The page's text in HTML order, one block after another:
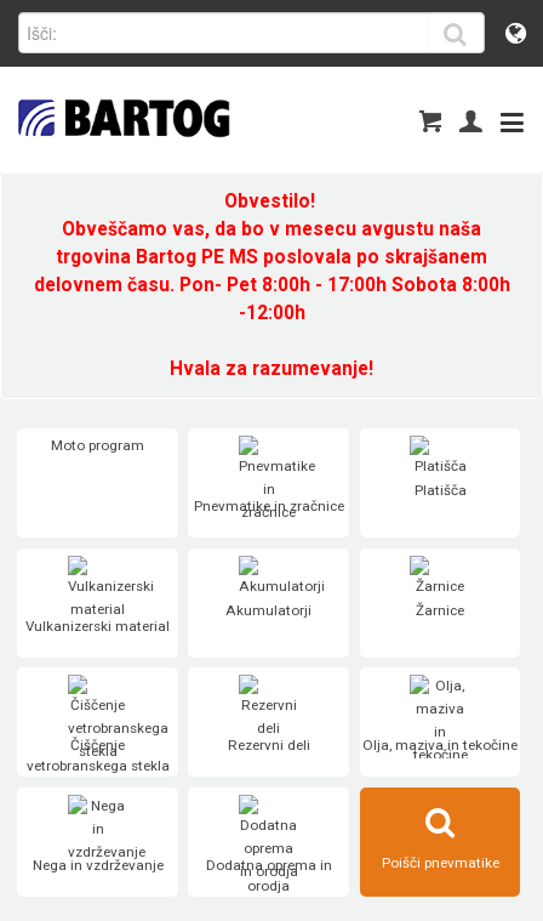
Obvestilo!
Obveščamo vas, da bo v mesecu avgustu naša
trgovina Bartog PE MS poslovala po skrajšanem
delovnem času. Pon- Pet 8:00h - 17:00h Sobota 8:00h
-12:00h
Hvala za razumevanje!
Moto program
Pnevmatike in zračnice
Platišča
Vulkanizerski material
Akumulatorji Žarnice
Čiščenje
vetrobranskega stekla
Rezervni deli Olja, maziva in tekočine
Nega in vzdrževanje
Dodatna oprema in
orodja
Poišči pnevmatike